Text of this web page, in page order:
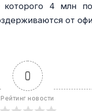
4 млн
от
0
Рейтинг новости